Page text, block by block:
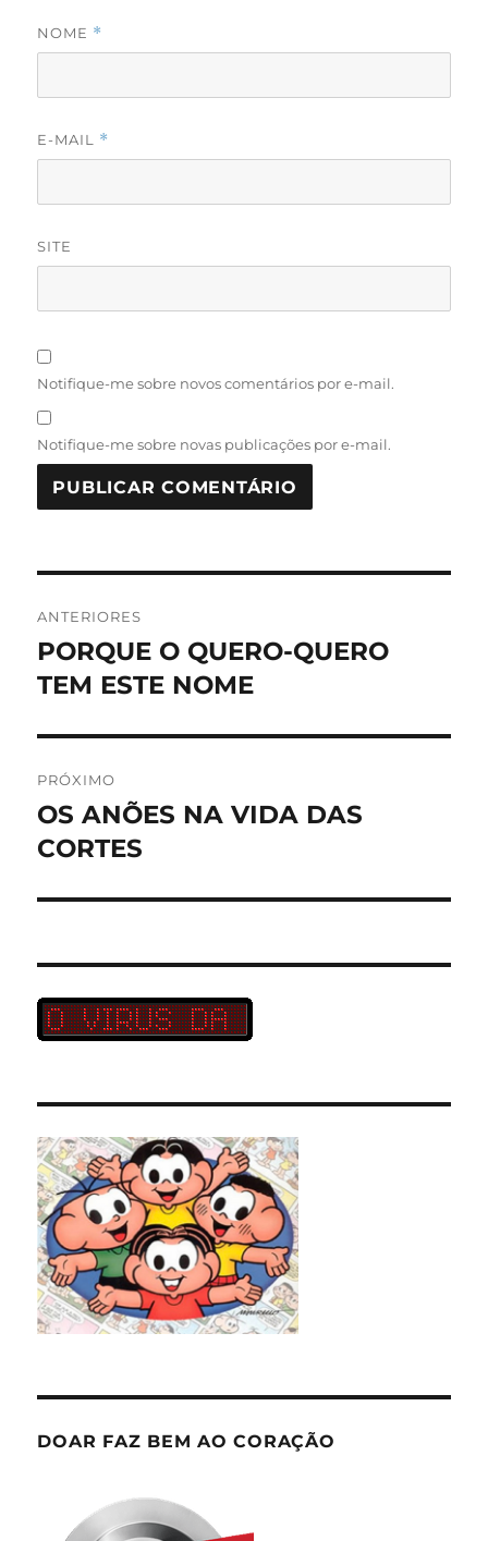
NOME *
E-MAIL *
SITE
Notifique-me sobre novos comentários por e-mail.
Notifique-me sobre novas publicações por e-mail.
de
Post
ANTERIORES
Post
anterior:
PORQUE O QUERO-QUERO
TEM ESTE NOME
PRÓXIMO
Próximo
post:
OS ANÕES NA VIDA DAS
CORTES
DOAR FAZ BEM AO CORAÇÃO